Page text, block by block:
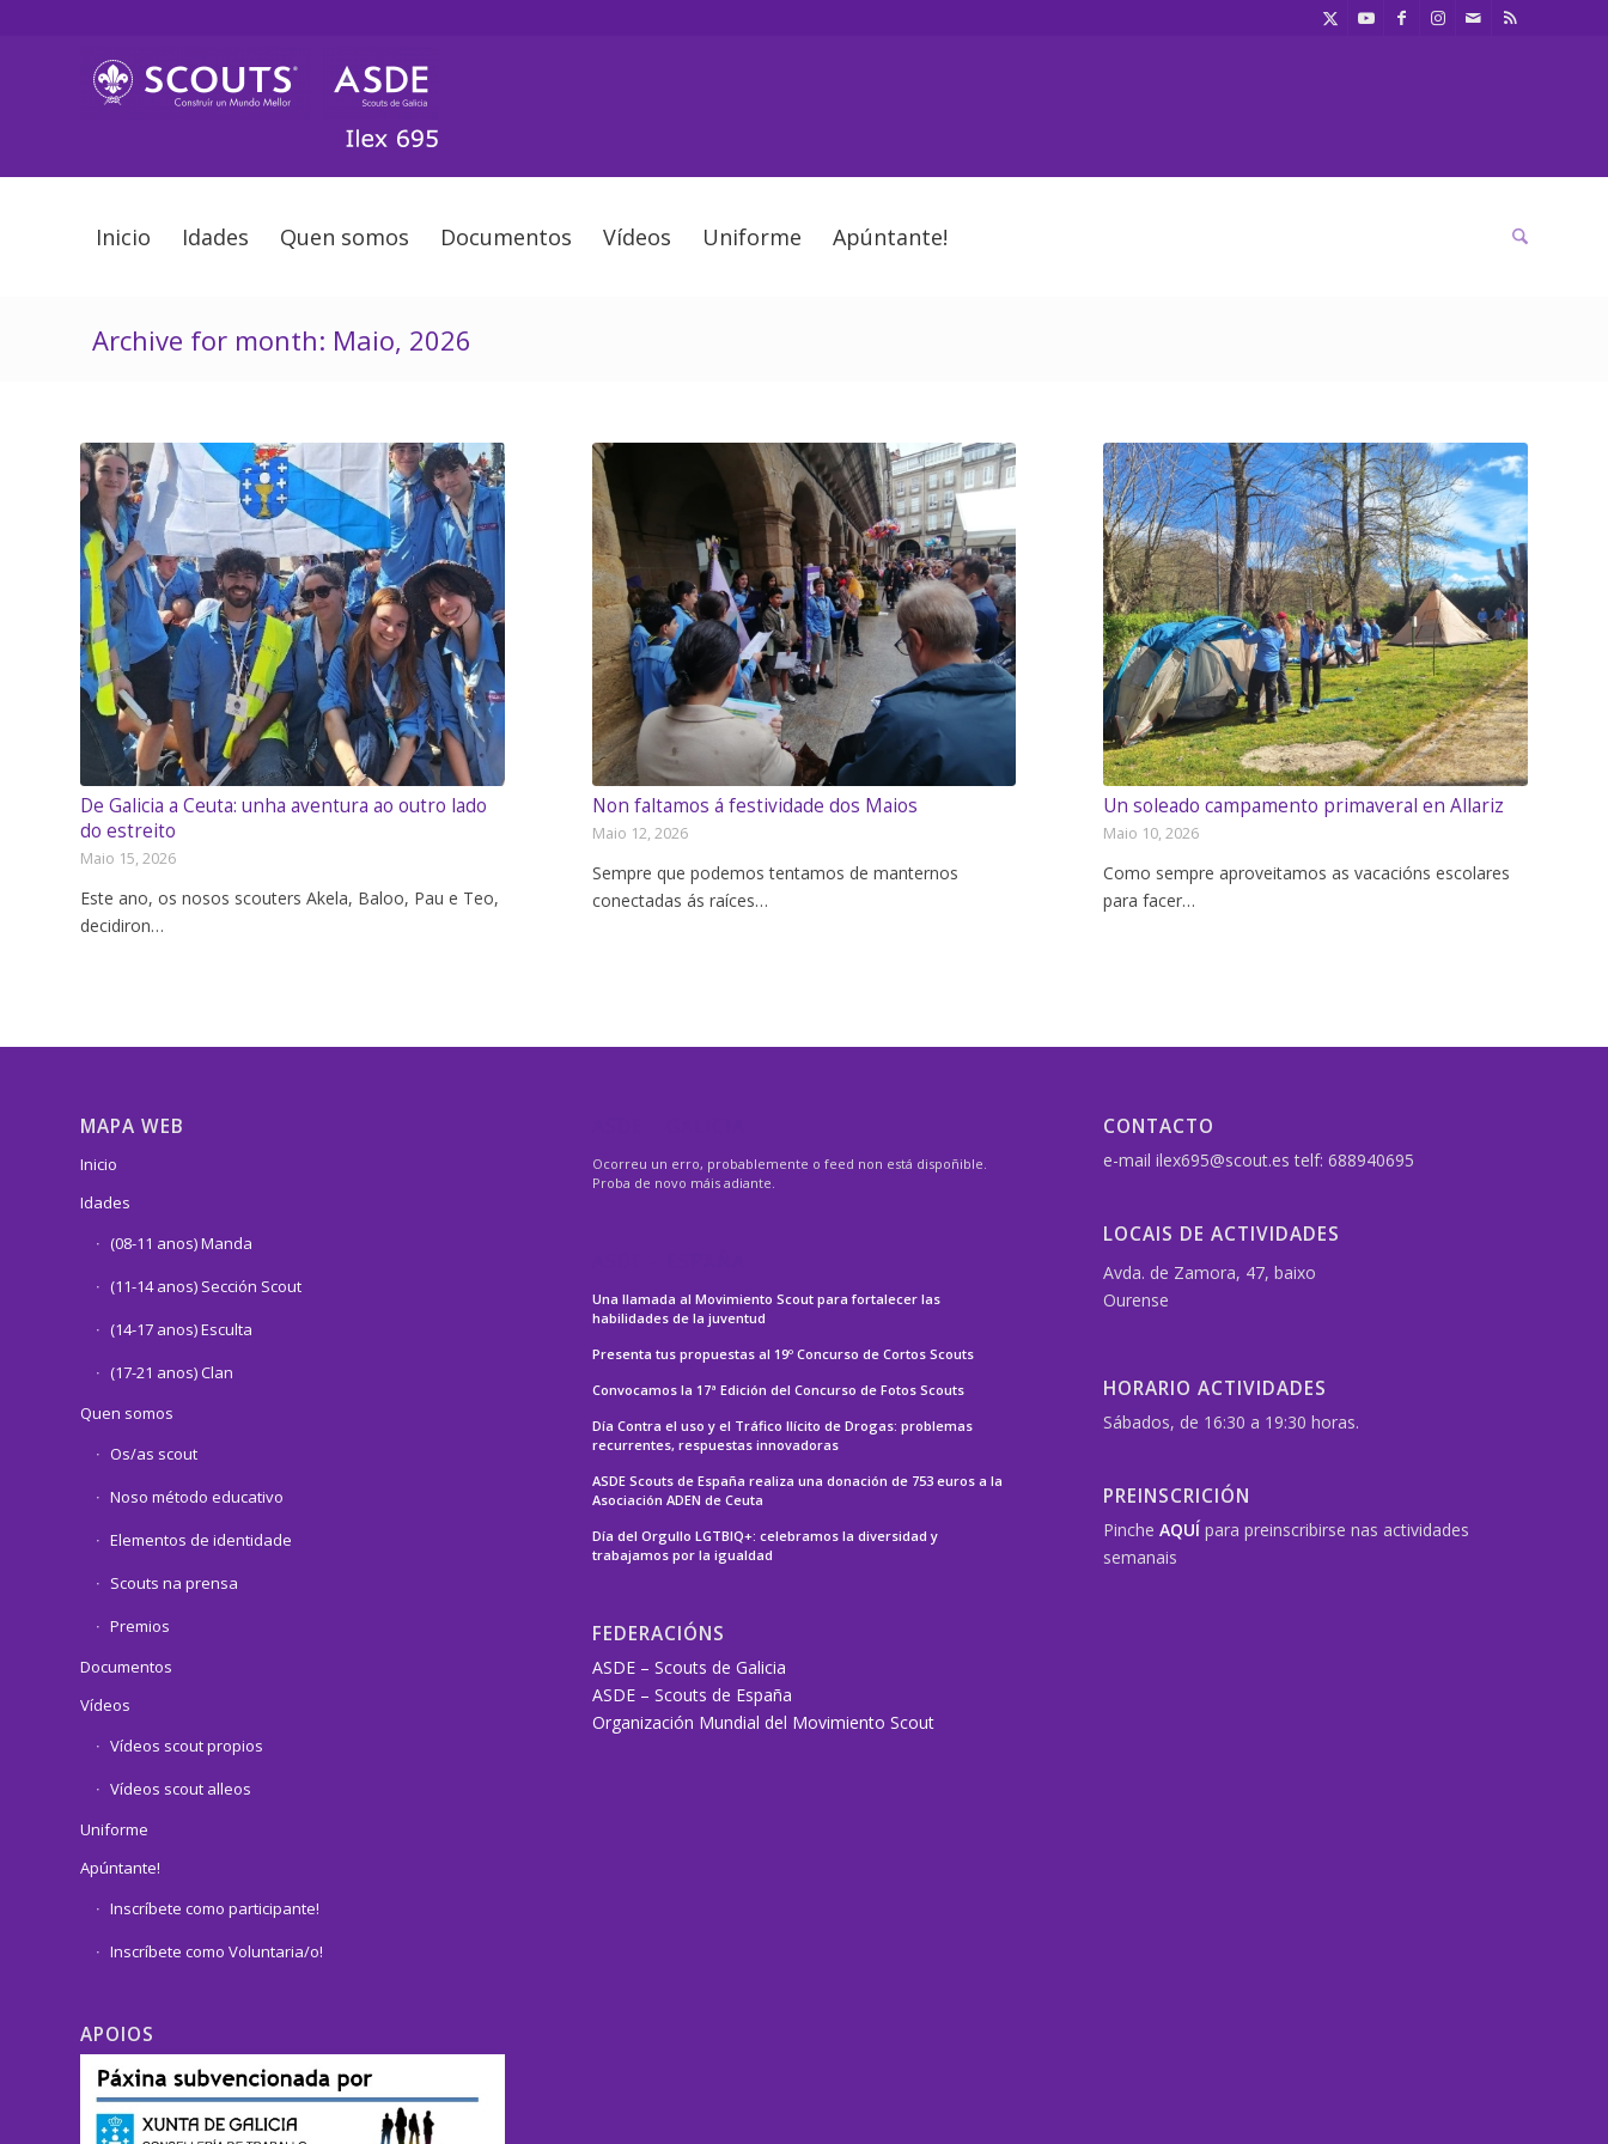
Inicio Idades Quen somos Documentos Vídeos Uniforme Apúntante!
Archive for month: Maio, 2026
De Galicia a Ceuta: unha aventura ao outro lado
do estreito
Maio 15, 2026
Este ano, os nosos scouters Akela, Baloo, Pau e Teo,
decidiron…
Non faltamos á festividade dos Maios
Maio 12, 2026
Sempre que podemos tentamos de manternos
conectadas ás raíces…
Un soleado campamento primaveral en Allariz
Maio 10, 2026
Como sempre aproveitamos as vacacións escolares
para facer…
MAPA WEB
Inicio
Idades
(08-11 anos) Manda
(11-14 anos) Sección Scout
(14-17 anos) Esculta
(17-21 anos) Clan
Quen somos
Os/as scout
Noso método educativo
Elementos de identidade
Scouts na prensa
Premios
Documentos
Vídeos
Vídeos scout propios
Vídeos scout alleos
Uniforme
Apúntante!
Inscríbete como participante!
Inscríbete como Voluntaria/o!
APOIOS
Ocorreu un erro, probablemente o feed non está dispoñible.
Proba de novo máis adiante.
Una llamada al Movimiento Scout para fortalecer las
habilidades de la juventud
Presenta tus propuestas al 19º Concurso de Cortos Scouts
Convocamos la 17ª Edición del Concurso de Fotos Scouts
Día Contra el uso y el Tráfico Ilícito de Drogas: problemas
recurrentes, respuestas innovadoras
ASDE Scouts de España realiza una donación de 753 euros a la
Asociación ADEN de Ceuta
Día del Orgullo LGTBIQ+: celebramos la diversidad y
trabajamos por la igualdad
FEDERACIÓNS
ASDE – Scouts de Galicia
ASDE – Scouts de España
Organización Mundial del Movimiento Scout
CONTACTO
e-mail ilex695@scout.es telf: 688940695
LOCAIS DE ACTIVIDADES
Avda. de Zamora, 47, baixo
Ourense
HORARIO ACTIVIDADES
Sábados, de 16:30 a 19:30 horas.
PREINSCRICIÓN
PincheAQUÍ para preinscribirse nas actividades
semanais